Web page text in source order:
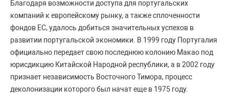
Благодаря возможности доступа для португальских
компаний к европейскому рынку, а также сплоченности
фондов ЕС, удалось добиться значительных успехов в
развитии португальской экономики. В 1999 году Португалия
официально передает свою последнюю колонию Макао под
юрисдикцию Китайской Народной республики, а в 2002 году
признает независимость Восточного Тимора, процесс
деколонизации которого был начат еще в 1975 году.